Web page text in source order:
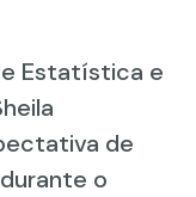
Estatística e
de
o